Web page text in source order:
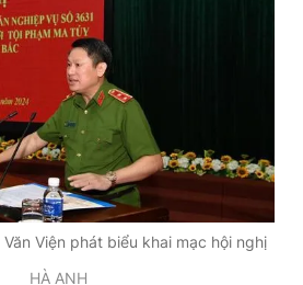
Viện phát biểu khai mạc hội nghị
HÀ ANH